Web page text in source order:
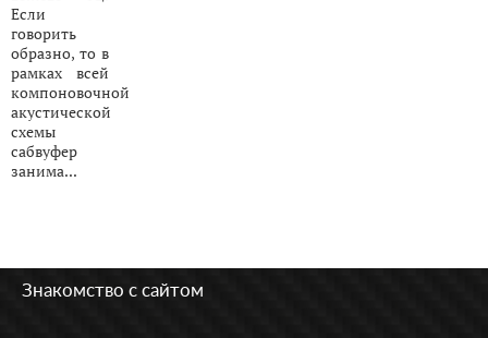
Если
говорить
образно, то в
рамках всей
компоновочной
акустической
схемы
сабвуфер
занима...
Знакомство с сайтом